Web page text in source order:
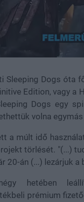
22.07%
Sleeping Dogs óta
Edition, vagy a
Dogs egy
volna
a múlt idő
törlését. "(...)
20-án (...) lezárjuk
hetében
prémium